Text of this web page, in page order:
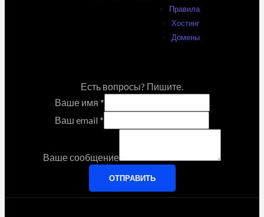
Правила
Хостинг
Домены
Есть вопросы? Пишите.
Ваше имя *
Ваш email *
Ваше сообщение
ОТПРАВИТЬ